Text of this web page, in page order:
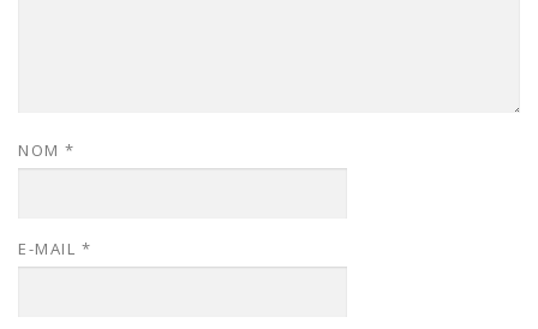
NOM *
E-MAIL *